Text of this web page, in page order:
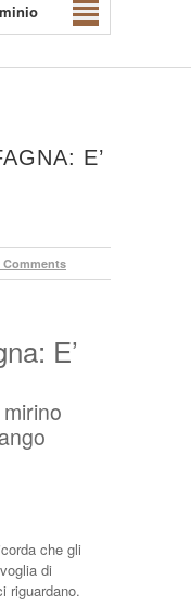
E’
Comments
E’
che gli
di
riguardano.